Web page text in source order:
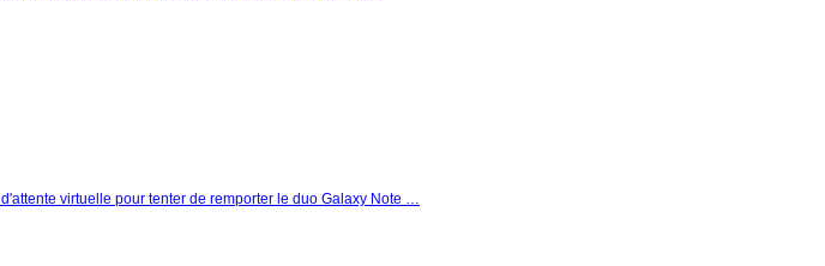
virtuelle pour tenter de remporter le duo Galaxy Note …